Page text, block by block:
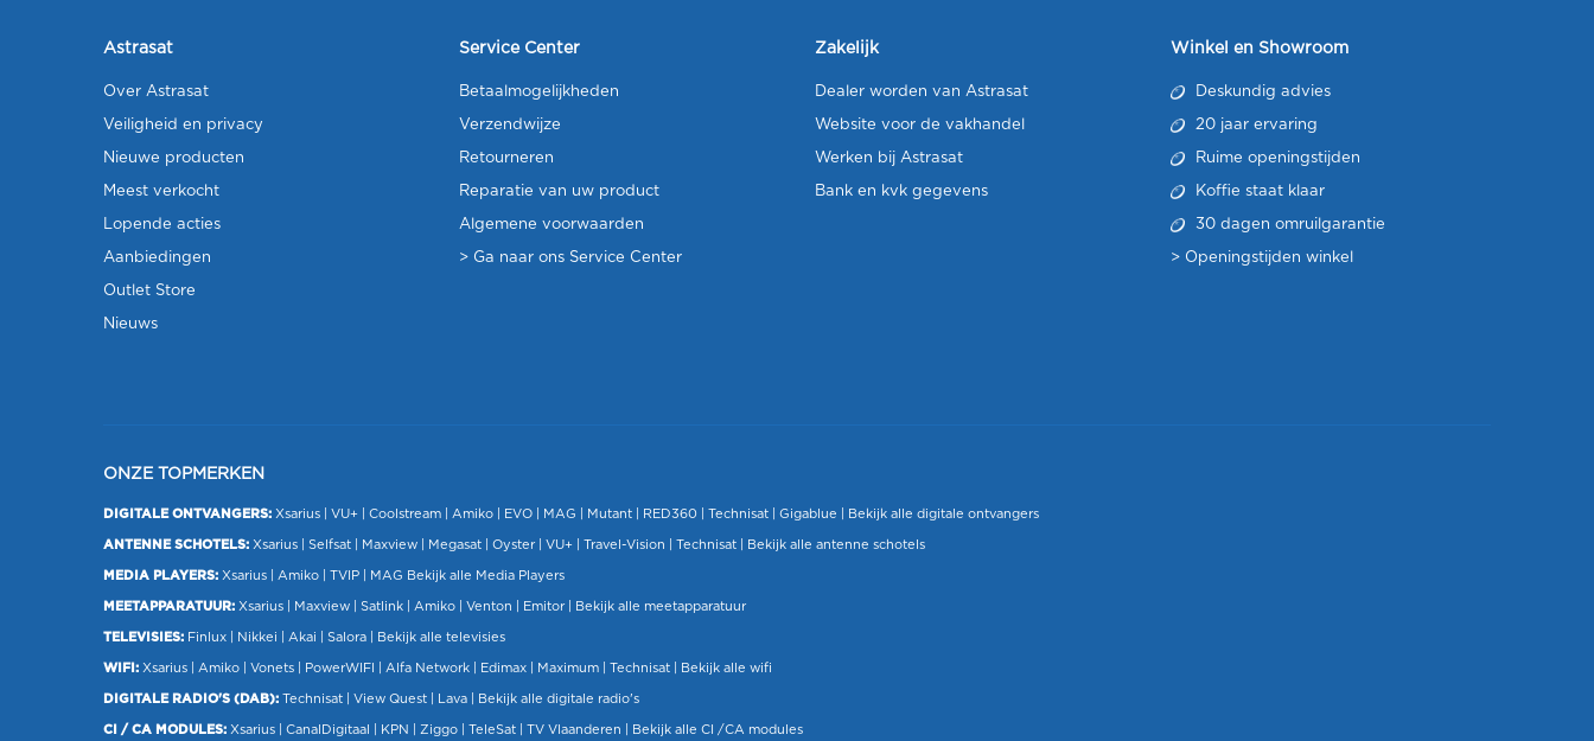
Astrasat
Over Astrasat
Veiligheid en privacy
Nieuwe producten
Meest verkocht
Lopende acties
Aanbiedingen
Outlet Store
Nieuws
Service Center
Betaalmogelijkheden
Verzendwijze
Retourneren
Reparatie van uw product
Algemene voorwaarden
> Ga naar ons Service Center
Zakelijk
Dealer worden van Astrasat
Website voor de vakhandel
Werken bij Astrasat
Bank en kvk gegevens
Winkel en Showroom
Deskundig advies
20 jaar ervaring
Ruime openingstijden
Koffie staat klaar
30 dagen omruilgarantie
> Openingstijden winkel
ONZE TOPMERKEN
DIGITALE ONTVANGERS: Xsarius VU+ | Coolstream | Amiko EVO MAG Mutant | RED360 | Technisat Gigablue Bekijk alle digitale ontvangers
ANTENNE SCHOTELS: Xsarius Selfsat Maxview Megasat | Oyster | VU+ Travel-Vision Technisat Bekijk alle antenne schotels
MEDIA PLAYERS: Xsarius Amiko TVIP MAG Bekijk alle Media Players
MEETAPPARATUUR: Xsarius Maxview Satlink Amiko Venton Emitor Bekijk alle meetapparatuur
TELEVISIES: Finlux | Nikkei | Akai Salora Bekijk alle televisies
WIFI: Xsarius Amiko Vonets PowerWIFI Alfa Network Edimax | Maximum | Technisat Bekijk alle wifi
DIGITALE RADIO'S (DAB): Technisat View Quest Lava Bekijk alle digitale radio's
CI / CA MODULES: Xsarius CanalDigitaal KPN Ziggo TeleSat TV Vlaanderen Bekijk alle CI /CA modules